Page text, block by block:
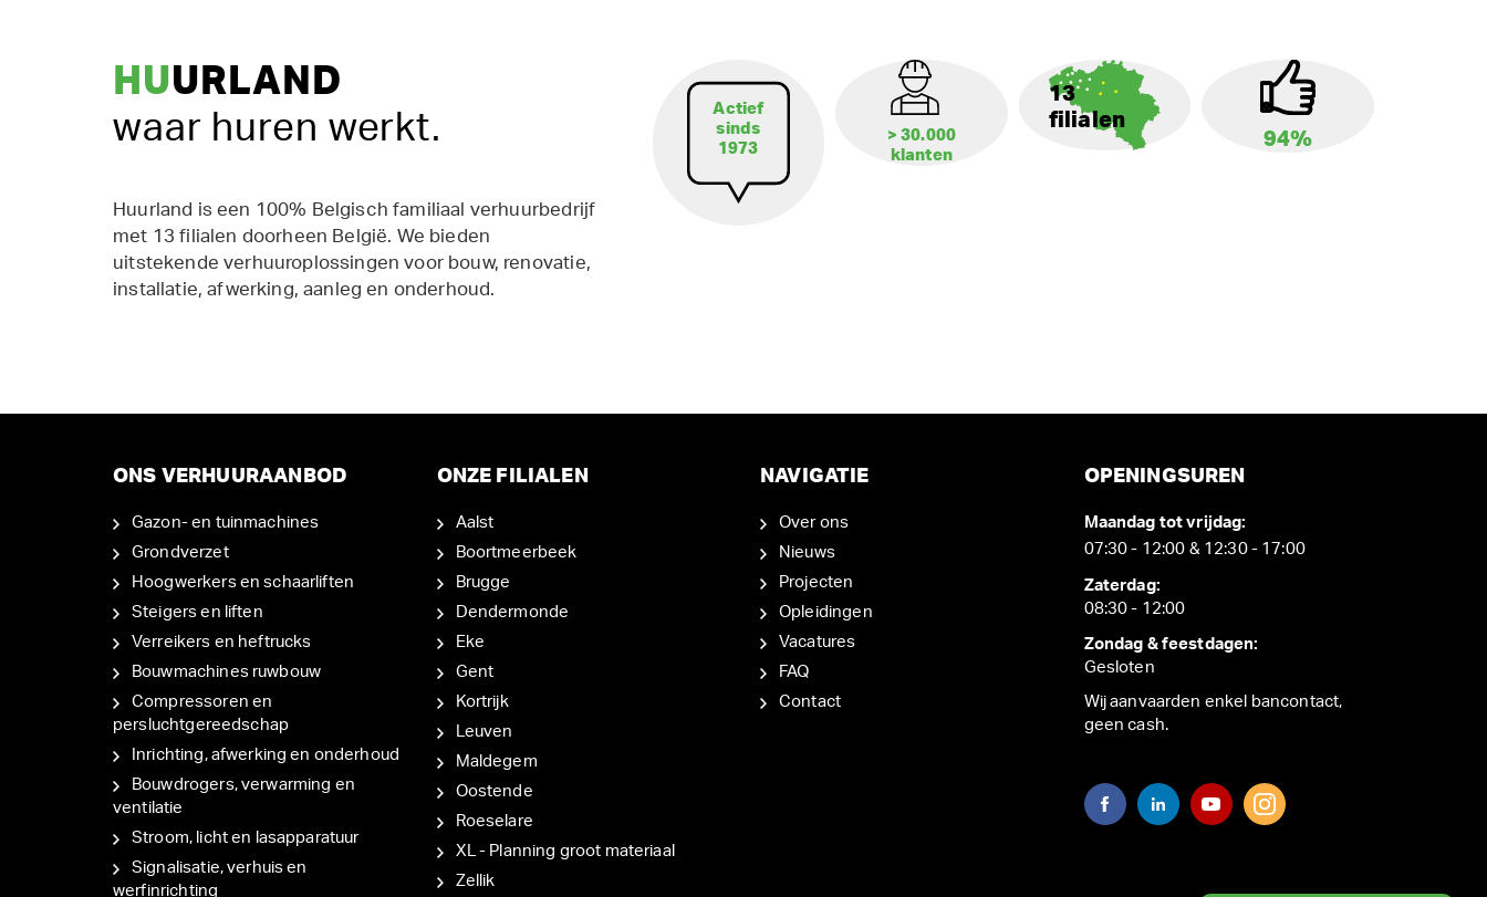
HUURLAND
waar huren werkt.
Huurland is een 100% Belgisch familiaal verhuurbedrijf
met 13 filialen doorheen België. We bieden
uitstekende verhuuroplossingen voor bouw, renovatie,
installatie, afwerking, aanleg en onderhoud.
Actief
sinds
1973
> 30.000
klanten
13
filialen
94%
ONS VERHUURAANBOD
Gazon- en tuinmachines
Grondverzet
Hoogwerkers en schaarliften
Steigers en liften
Verreikers en heftrucks
Bouwmachines ruwbouw
Compressoren en
persluchtgereedschap
Inrichting, afwerking en onderhoud
Bouwdrogers, verwarming en
ventilatie
Stroom, licht en lasapparatuur
Signalisatie, verhuis en
werfinrichting
ONZE FILIALEN
Aalst
Boortmeerbeek
Brugge
Dendermonde
Eke
Gent
Kortrijk
Leuven
Maldegem
Oostende
Roeselare
XL - Planning groot materiaal
Zellik
NAVIGATIE
Over ons
Nieuws
Projecten
Opleidingen
Vacatures
FAQ
Contact
OPENINGSUREN
Maandag tot vrijdag:
07:30 - 12:00 & 12:30 - 17:00
Zaterdag:
08:30 - 12:00
Zondag & feestdagen:
Gesloten
Wij aanvaarden enkel bancontact,
geen cash.